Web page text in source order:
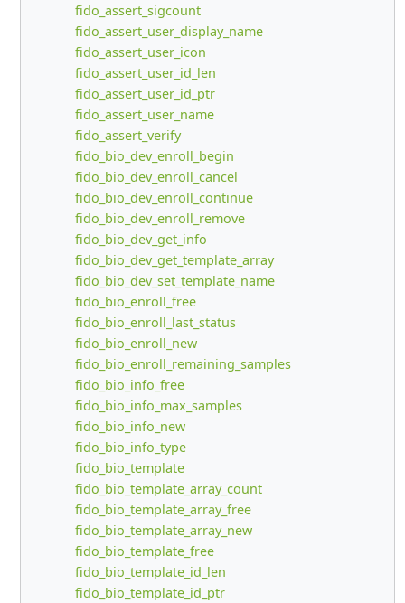
fido_assert_sigcount
fido_assert_user_display_name
fido_assert_user_icon
fido_assert_user_id_len
fido_assert_user_id_ptr
fido_assert_user_name
fido_assert_verify
fido_bio_dev_enroll_begin
fido_bio_dev_enroll_cancel
fido_bio_dev_enroll_continue
fido_bio_dev_enroll_remove
fido_bio_dev_get_info
fido_bio_dev_get_template_array
fido_bio_dev_set_template_name
fido_bio_enroll_free
fido_bio_enroll_last_status
fido_bio_enroll_new
fido_bio_enroll_remaining_samples
fido_bio_info_free
fido_bio_info_max_samples
fido_bio_info_new
fido_bio_info_type
fido_bio_template
fido_bio_template_array_count
fido_bio_template_array_free
fido_bio_template_array_new
fido_bio_template_free
fido_bio_template_id_len
fido_bio_template_id_ptr